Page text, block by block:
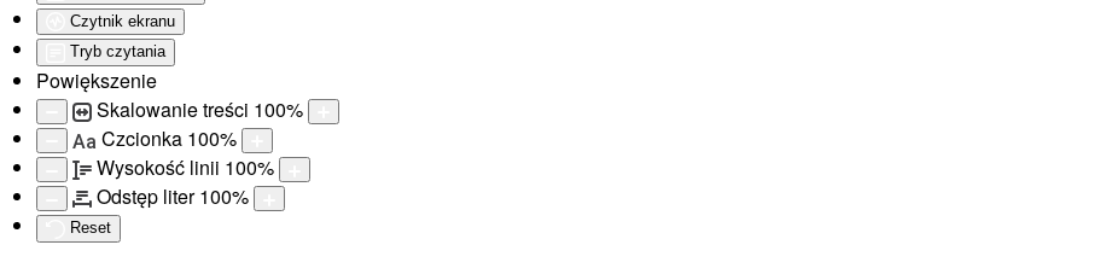
Czytnik ekranu
Tryb czytania
Powiększenie
Skalowanie treści 100%
Aa Czcionka 100%
Wysokość linii 100%
Odstęp liter100%
Reset